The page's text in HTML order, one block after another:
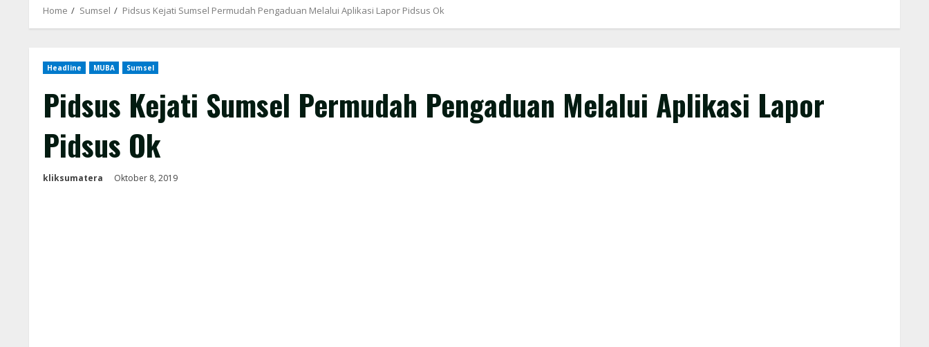
Home Sumsel Pidsus Kejati Sumsel Permudah Pengaduan Melalui Aplikasi Lapor Pidsus Ok
Headline MUBA Sumsel
Pidsus Kejati Sumsel Permudah Pengaduan Melalui Aplikasi Lapor
Pidsus Ok
kliksumatera Oktober 8, 2019